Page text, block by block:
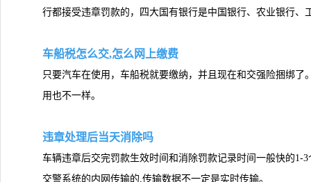
行都接受违章罚款的，四大国有银行是中国银行、农业银行、
车船税怎么交,怎么网上缴费
只要汽车在使用，车船税就要缴纳，并且现在和交强险捆绑
用也不一样。
违章处理后当天消除吗
车辆违章后交完罚款生效时间和消除罚款记录时间一般快的1-
交警系统的内网传输的,传输数据不一定是实时传输。